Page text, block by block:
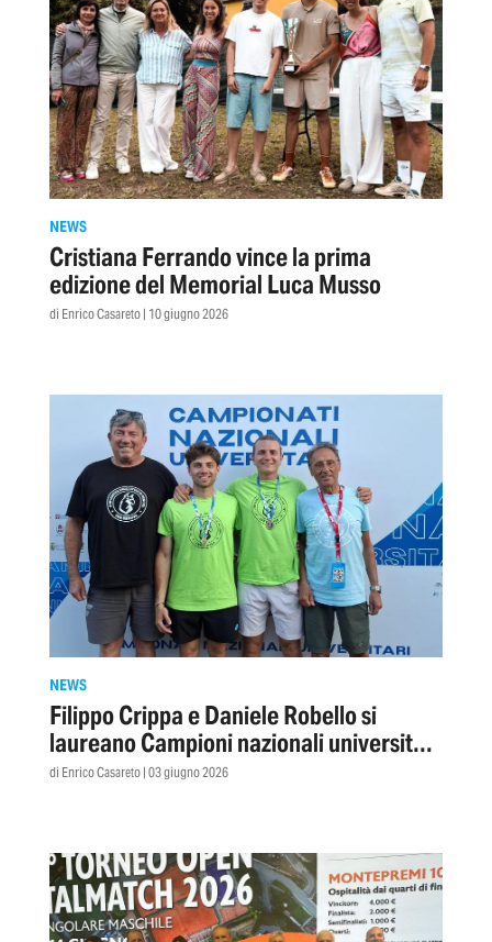
NEWS
Cristiana Ferrando vince la prima
edizione del Memorial Luca Musso
di Enrico Casareto | 10 giugno 2026
NEWS
Filippo Crippa e Daniele Robello si
laureano Campioni nazionali universitari
di doppio
di Enrico Casareto | 03 giugno 2026